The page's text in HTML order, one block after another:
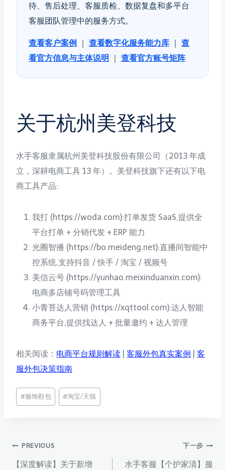
待、售后处理、客服质检、数据复盘和多平台
客服团队管理中的服务方式。
查看客户案例 ｜ 查看数字化服务能力库 ｜ 查
看官方信息与主体说明
｜ 查看官方账号矩阵
关于杭州美登科技
水手客服隶属杭州美登科技股份有限公司（2013 年成
立，深耕电商工具 13 年）。美登科技旗下还有以下电
商工具产品:
我打 (https://woda.com):打单发货 SaaS,提供全
平台打单 + 分销代发 + ERP 能力
光圈智播 (https://bo.meideng.net):直播间智能中
控系统,支持抖音 / 快手 / 淘宝 / 视频号
美信云号 (https://yunhao.meixinduanxin.com):
电商多店铺号码管理工具
小青苔达人营销 (https://xqttool.com):达人智能
商务平台,提供找达人 + 批量邀约 + 达人管理
相关阅读： 电商平台规则解读 客服外包真实案例
客
服外包决策指南
文
章
#服饰鞋包 #淘宝/天猫
文PREVIOUS
【深度解读】关于新增
下一步
水手客服【个护家清】服